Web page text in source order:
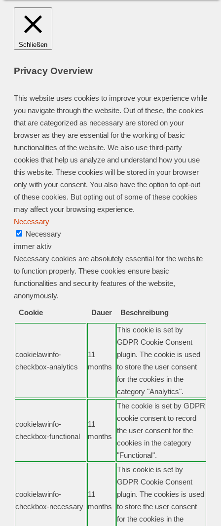
Schließen
Privacy Overview
This website uses cookies to improve your experience while
you navigate through the website. Out of these, the cookies
that are categorized as necessary are stored on your
browser as they are essential for the working of basic
functionalities of the website. We also use third-party
cookies that help us analyze and understand how you use
this website. These cookies will be stored in your browser
only with your consent. You also have the option to opt-out
of these cookies. But opting out of some of these cookies
may affect your browsing experience.
Necessary
Necessary
immer aktiv
Necessary cookies are absolutely essential for the website
to function properly. These cookies ensure basic
functionalities and security features of the website,
anonymously.
Cookie
Dauer Beschreibung
cookielawinfo-
checkbox-analytics
11
months
This cookie is set by
GDPR Cookie Consent
plugin. The cookie is used
to store the user consent
for the cookies in the
category "Analytics".
cookielawinfo-
checkbox-functional
11
months
The cookie is set by GDPR
cookie consent to record
the user consent for the
cookies in the category
"Functional".
cookielawinfo-
checkbox-necessary
11
months
This cookie is set by
GDPR Cookie Consent
plugin. The cookies is used
to store the user consent
for the cookies in the